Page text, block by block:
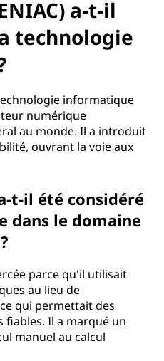
a-t-il
technologie
informatique
numérique
au monde. Il a introduit
ouvrant la voie aux
t-il été considéré
dans le domaine
parce qu'il utilisait
au lieu de
qui permettait des
fiables. Il a marqué un
manuel au calcul